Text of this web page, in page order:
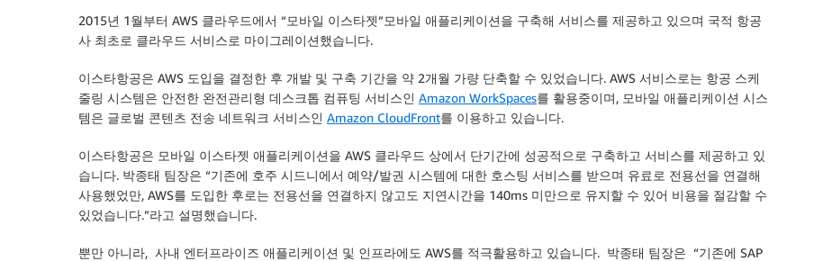
2015년 1월부터 AWS 클라우드에서 “모바일 이스타젯”모바일 애플리케이션을 구축해 서비스를 제공하고 있으며 국적 항공
사 최초로 클라우드 서비스로 마이그레이션했습니다.
이스타항공은 AWS 도입을 결정한 후 개발 및 구축 기간을 약 2개월 가량 단축할 수 있었습니다. AWS 서비스로는 항공 스케
줄링 시스템은 안전한 완전관리형 데스크톱 컴퓨팅 서비스인 Amazon WorkSpaces를 활용중이며, 모바일 애플리케이션 시스
템은 글로벌 콘텐츠 전송 네트워크 서비스인 Amazon CloudFront를 이용하고 있습니다.
이스타항공은 모바일 이스타젯 애플리케이션을 AWS 클라우드 상에서 단기간에 성공적으로 구축하고 서비스를 제공하고 있
습니다. 박종태 팀장은 “기존에 호주 시드니에서 예약/발권 시스템에 대한 호스팅 서비스를 받으며 유료로 전용선을 연결해
사용했었만, AWS를 도입한 후로는 전용선을 연결하지 않고도 지연시간을 140ms 미만으로 유지할 수 있어 비용을 절감할 수
있었습니다.”라고 설명했습니다.
뿐만 아니라, 사내 엔터프라이즈 애플리케이션 및 인프라에도 AWS를 적극활용하고 있습니다. 박종태 팀장은 “기존에 SAP